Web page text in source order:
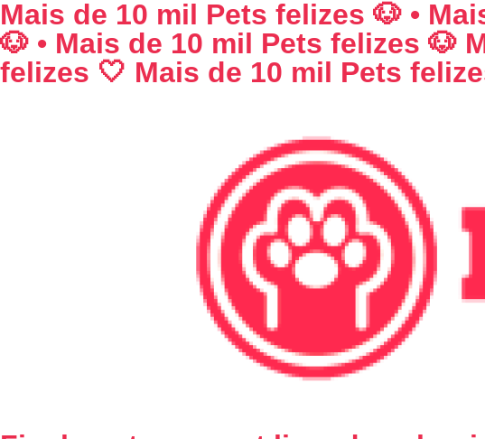
Mais de 10 mil Pets felizes 🐶 •
🐶 • Mais de 10 mil Pets felizes 🐶
felizes 🤍 Mais de 10 mil Pets